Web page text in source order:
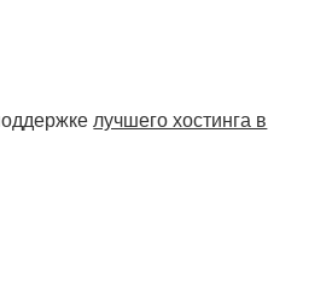
лучшего хостинга в